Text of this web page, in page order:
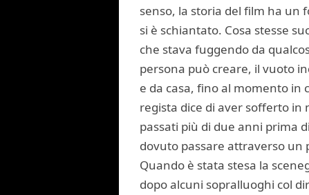
senso, la storia del film ha un
si è schiantato. Cosa stesse
che stava fuggendo da
persona può creare, il vuoto
e da casa, fino al momento in
regista dice di aver sofferto in
passati più di due anni prima
dovuto passare attraverso un
Quando è stata stesa la
dopo alcuni sopralluoghi col